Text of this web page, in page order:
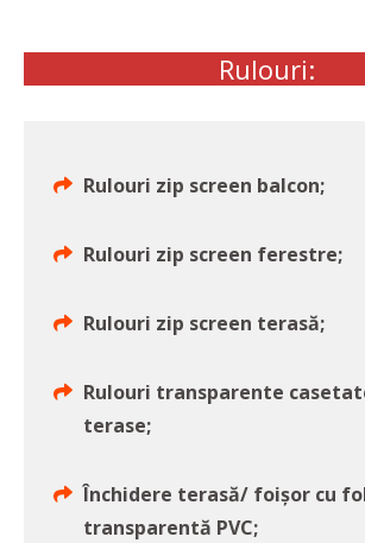
Rulouri:
Rulouri zip screen balcon;
Rulouri zip screen ferestre;
Rulouri zip screen terasă;
Rulouri transparente
terase;
Închidere terasă/ foișor cu
transparentă PVC;